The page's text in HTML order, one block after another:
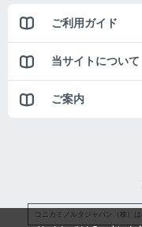
ご利用ガイド
当サイトについて
ご案内
コニカミノルタジャパン（株）